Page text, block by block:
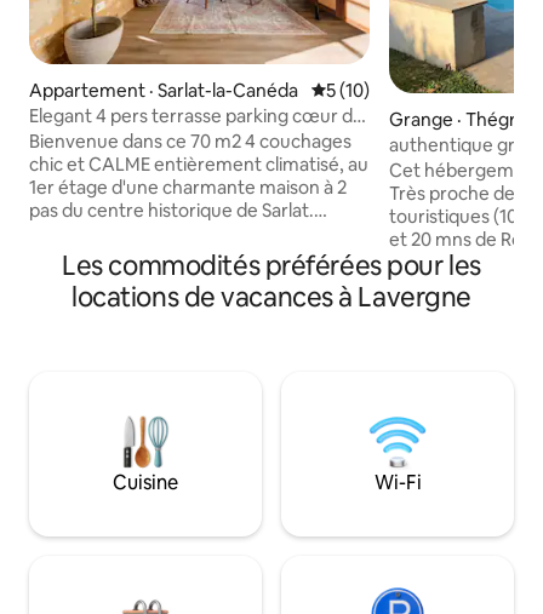
Appartement · Sarlat-la-Canéda Note moyenne de 5 sur 5,
5 (10)
Elegant 4 pers terrasse parking cœur de
Sarlat
Bienvenue dans ce 70 m2 4 couchages
chic et CALME entièrement climatisé, au
1er étage d'une charmante maison à 2
pas du centre historique de Sarlat.
moderne : WiFi, Smart TV 55 '' + Netflix,
cuisine équipée, lits king size haut de
gamme et grande douche à l’italienne.
gratuit (SI DISPONIBLE A VERIFIER).
Grange · Thégra
authentique
ou jacuzzi
Cet
Très proche des
touristiques (10mns gouffre de
et 20 mns de
vous profiterez
campagne dans
récemment
piscine avec de
détente vous
moments en
Les commodités préférées pour les
locations de vacances à Lavergne
Cuisine Wi-Fi